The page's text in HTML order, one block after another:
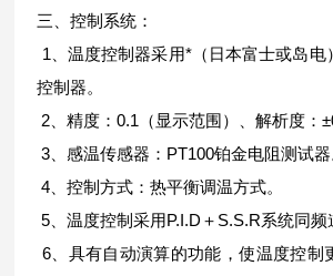
三、控制系统：
1、温度控制器采用*（日本富士或岛电
控制器。
2、精度：0.1（显示范围）、解析度：
3、感温传感器：PT100铂金电阻测试器
4、控制方式：热平衡调温方式。
5、温度控制采用P.I.D＋S.S.R系统同频
6、具有自动演算的功能，使温度控制